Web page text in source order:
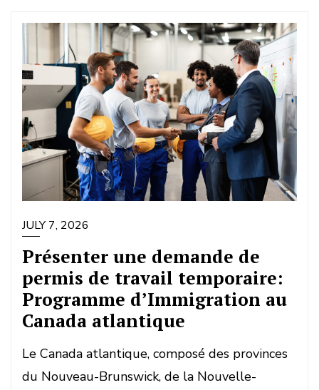
JULY 7, 2026
Présenter une demande de
permis de travail temporaire:
Programme d’Immigration au
Canada atlantique
Le Canada atlantique, composé des provinces
du Nouveau-Brunswick, de la Nouvelle-